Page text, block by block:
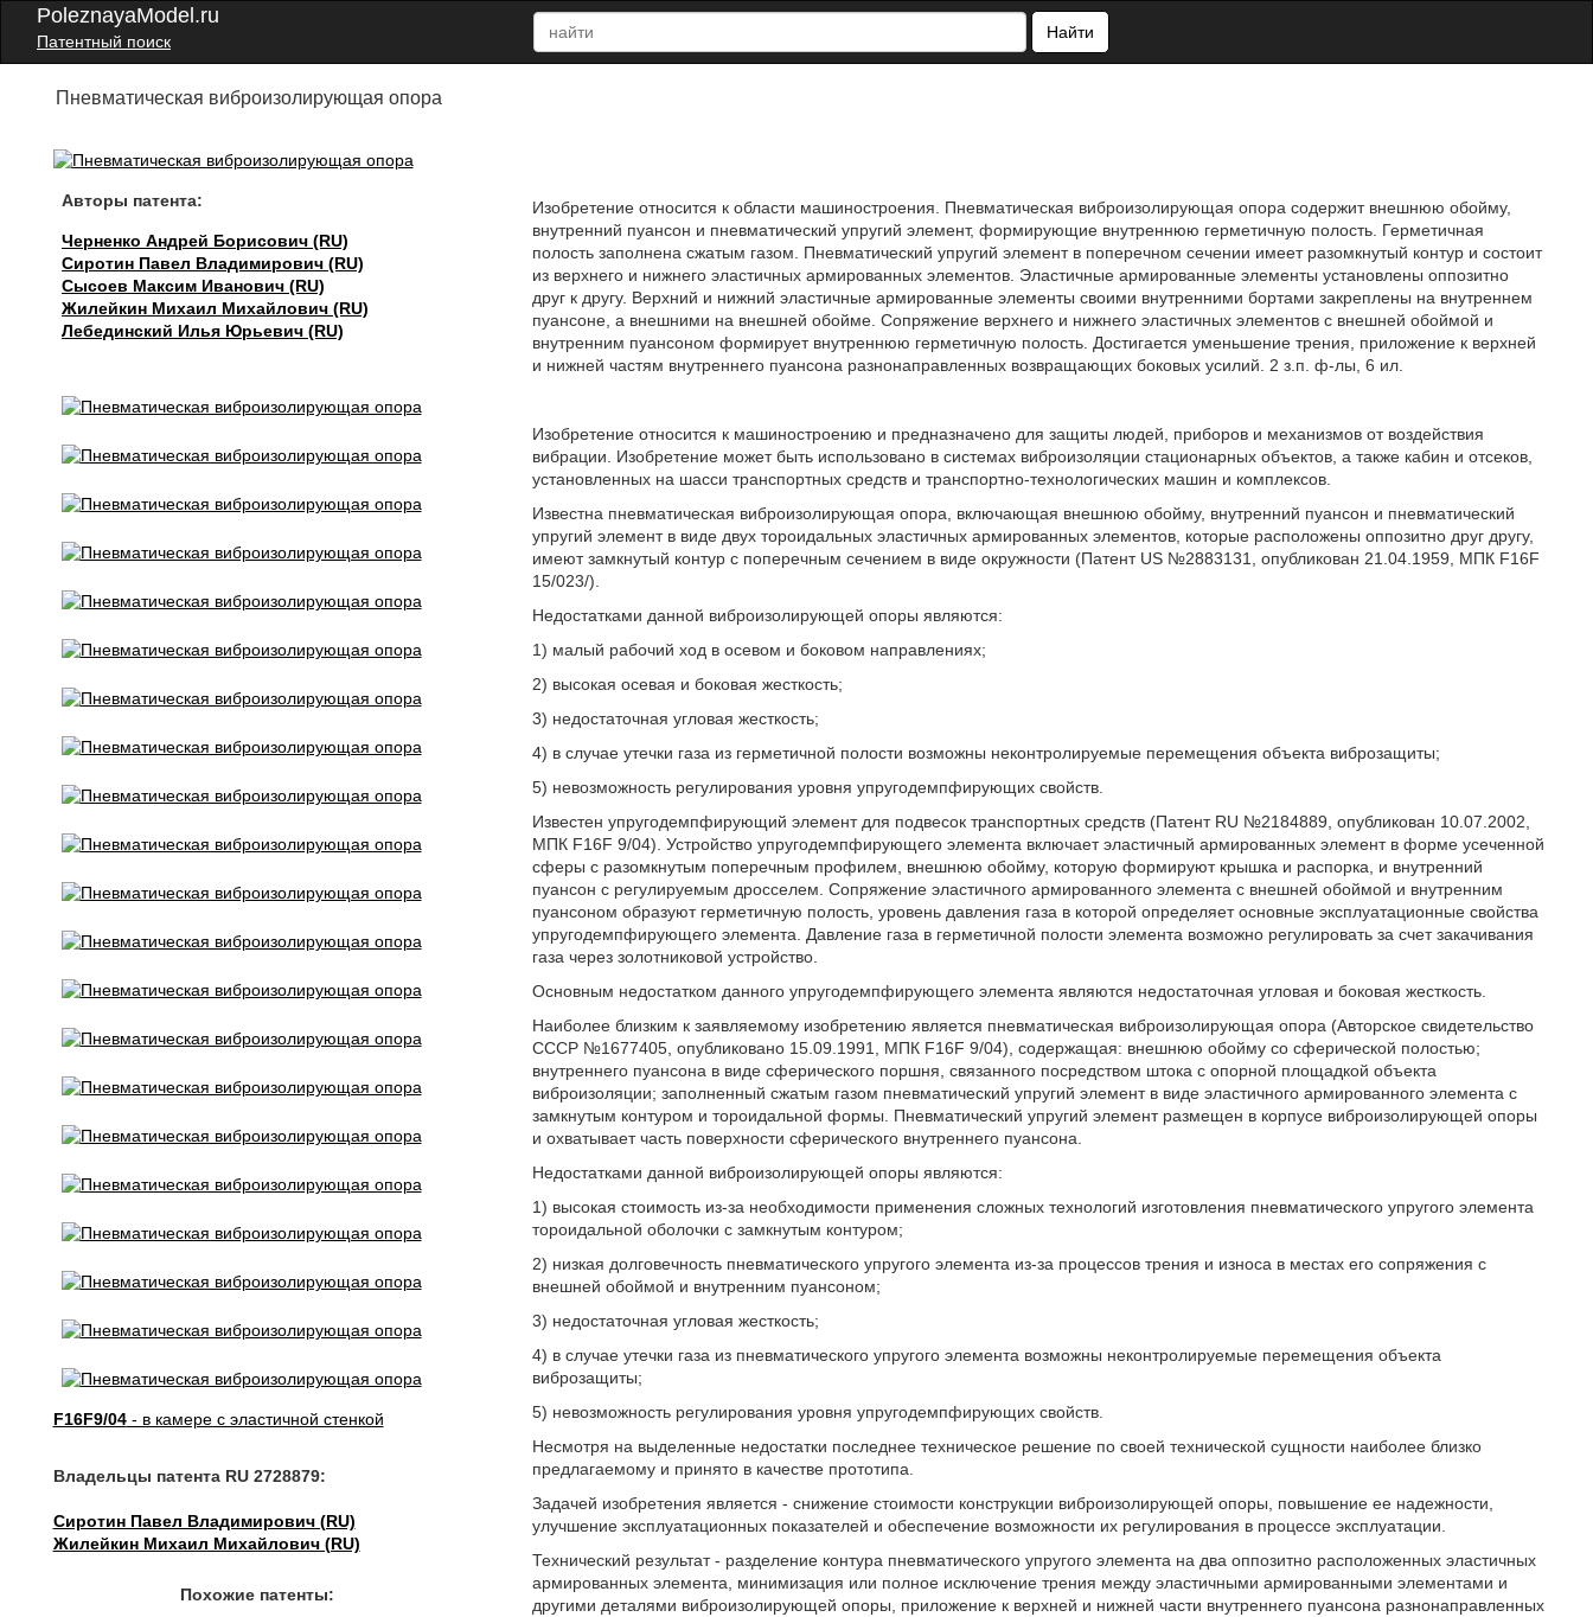
PoleznayaModel.ru
Патентный поиск
Найти
Пневматическая виброизолирующая опора
Авторы патента:
Черненко Андрей Борисович (RU)
Сиротин Павел Владимирович (RU)
Сысоев Максим Иванович (RU)
Жилейкин Михаил Михайлович (RU)
Лебединский Илья Юрьевич (RU)
F16F9/04- в камере с эластичной стенкой
Владельцы патента RU 2728879:
Сиротин Павел Владимирович (RU)
Жилейкин Михаил Михайлович (RU)
Изобретение относится к области машиностроения. Пневматическая виброизолирующая опора содержит внешнюю обойму,
внутренний пуансон и пневматический упругий элемент, формирующие внутреннюю герметичную полость. Герметичная
полость заполнена сжатым газом. Пневматический упругий элемент в поперечном сечении имеет разомкнутый контур и состоит
из верхнего и нижнего эластичных армированных элементов. Эластичные армированные элементы установлены оппозитно
друг к другу. Верхний и нижний эластичные армированные элементы своими внутренними бортами закреплены на внутреннем
пуансоне, а внешними на внешней обойме. Сопряжение верхнего и нижнего эластичных элементов с внешней обоймой и
внутренним пуансоном формирует внутреннюю герметичную полость. Достигается уменьшение трения, приложение к верхней
и нижней частям внутреннего пуансона разнонаправленных возвращающих боковых усилий. 2 з.п. ф-лы, 6 ил.
Изобретение относится к машиностроению и предназначено для защиты людей, приборов и механизмов от воздействия
вибрации. Изобретение может быть использовано в системах виброизоляции стационарных объектов, а также кабин и отсеков,
установленных на шасси транспортных средств и транспортно-технологических машин и комплексов.
Известна пневматическая виброизолирующая опора, включающая внешнюю обойму, внутренний пуансон и пневматический
упругий элемент в виде двух тороидальных эластичных армированных элементов, которые расположены оппозитно друг другу,
имеют замкнутый контур с поперечным сечением в виде окружности (Патент US №2883131, опубликован 21.04.1959, МПК F16F
15/023/).
Недостатками данной виброизолирующей опоры являются:
1) малый рабочий ход в осевом и боковом направлениях;
2) высокая осевая и боковая жесткость;
3) недостаточная угловая жесткость;
4) в случае утечки газа из герметичной полости возможны неконтролируемые перемещения объекта виброзащиты;
5) невозможность регулирования уровня упругодемпфирующих свойств.
Известен упругодемпфирующий элемент для подвесок транспортных средств (Патент RU №2184889, опубликован 10.07.2002,
МПК F16F 9/04). Устройство упругодемпфирующего элемента включает эластичный армированных элемент в форме усеченной
сферы с разомкнутым поперечным профилем, внешнюю обойму, которую формируют крышка и распорка, и внутренний
пуансон с регулируемым дросселем. Сопряжение эластичного армированного элемента с внешней обоймой и внутренним
пуансоном образуют герметичную полость, уровень давления газа в которой определяет основные эксплуатационные свойства
упругодемпфирующего элемента. Давление газа в герметичной полости элемента возможно регулировать за счет закачивания
газа через золотниковой устройство.
Основным недостатком данного упругодемпфирующего элемента являются недостаточная угловая и боковая жесткость.
Наиболее близким к заявляемому изобретению является пневматическая виброизолирующая опора (Авторское свидетельство
СССР №1677405, опубликовано 15.09.1991, МПК F16F 9/04), содержащая: внешнюю обойму со сферической полостью;
внутреннего пуансона в виде сферического поршня, связанного посредством штока с опорной площадкой объекта
виброизоляции; заполненный сжатым газом пневматический упругий элемент в виде эластичного армированного элемента с
замкнутым контуром и тороидальной формы. Пневматический упругий элемент размещен в корпусе виброизолирующей опоры
и охватывает часть поверхности сферического внутреннего пуансона.
Недостатками данной виброизолирующей опоры являются:
1) высокая стоимость из-за необходимости применения сложных технологий изготовления пневматического упругого элемента
тороидальной оболочки с замкнутым контуром;
2) низкая долговечность пневматического упругого элемента из-за процессов трения и износа в местах его сопряжения с
внешней обоймой и внутренним пуансоном;
3) недостаточная угловая жесткость;
4) в случае утечки газа из пневматического упругого элемента возможны неконтролируемые перемещения объекта
виброзащиты;
5) невозможность регулирования уровня упругодемпфирующих свойств.
Несмотря на выделенные недостатки последнее техническое решение по своей технической сущности наиболее близко
предлагаемому и принято в качестве прототипа.
Задачей изобретения является - снижение стоимости конструкции виброизолирующей опоры, повышение ее надежности,
улучшение эксплуатационных показателей и обеспечение возможности их регулирования в процессе эксплуатации.
Технический результат - разделение контура пневматического упругого элемента на два оппозитно расположенных эластичных
армированных элемента, минимизация или полное исключение трения между эластичными армированными элементами и
другими деталями виброизолирующей опоры, приложение к верхней и нижней части внутреннего пуансона разнонаправленных
Похожие патенты: